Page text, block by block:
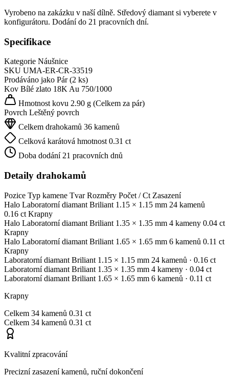
Vyrobeno na zakázku v naší dílně. Středový diamant si vyberete v
konfigurátoru. Dodání do 21 pracovních dní.
Specifikace
Kategorie Náušnice
SKU UMA-ER-CR-33519
Prodáváno jako Pár (2 ks)
Kov Bílé zlato 18KAu 750/1000
Hmotnost kovu 2.90 g (Celkem za pár)
Povrch Leštěný povrch
Celkem drahokamů 36 kamenů
Celková karátová hmotnost 0.31 ct
Doba dodání 21 pracovních dnů
Detaily drahokamů
Pozice Typ kamene Tvar Rozměry Počet / Ct Zasazení
Halo Laboratorní diamant Briliant 1.15 × 1.15 mm 24 kamenů
0.16 ct Krapny
Halo Laboratorní diamant Briliant 1.35 × 1.35 mm 4 kameny 0.04 ct
Krapny
Halo Laboratorní diamant Briliant 1.65 × 1.65 mm 6 kamenů 0.11 ct
Krapny
Laboratorní diamant Briliant 1.15 × 1.15 mm 24 kamenů · 0.16 ct
Laboratorní diamant Briliant 1.35 × 1.35 mm 4 kameny · 0.04 ct
Laboratorní diamant Briliant 1.65 × 1.65 mm 6 kamenů · 0.11 ct
Krapny
Celkem 34 kamenů 0.31 ct
Celkem 34 kamenů 0.31 ct
Kvalitní zpracování
Precizní zasazení kamenů, ruční dokončení